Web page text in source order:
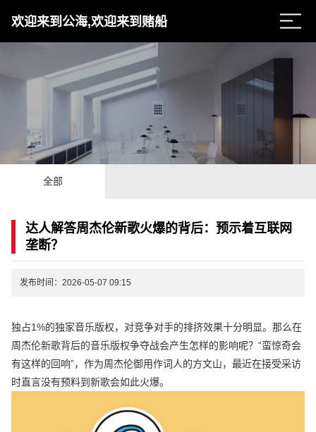
欢迎来到公海,欢迎来到赌船
全部
达人解答周杰伦新歌火爆的背后：预示着互联网
垄断？
发布时间：2026-05-07 09:15
独占1%的独家音乐版权，对竞争对手的排挤效果十分明显。那么在
周杰伦新歌背后的音乐版权争夺战会产生怎样的影响呢？“蛮惊奇会
有这样的回响”，作为周杰伦御用作词人的方文山，最近在接受采访
时直言没有预料到新歌会如此火爆。